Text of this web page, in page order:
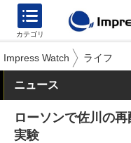
カテゴリ
Impress Watch ライフ
ニュース
ローソンで佐川の
実験